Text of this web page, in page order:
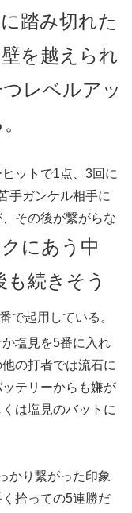
踏み切れた
を越えられ
レベルアッ
ットで1点、3回に
手ガンケル相手に
その後が繋がらな
にあう中
も続きそう
で起用している。
塩見を5番に入れ
の打者では流石に
テリーからも嫌が
は塩見のバットに
かり繋がった印象
拾っての5連勝だ